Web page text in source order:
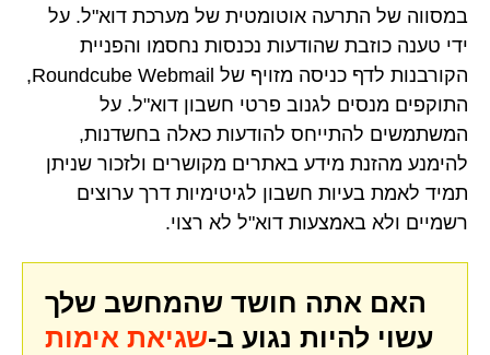
במסווה של התרעה אוטומטית של מערכת דוא"ל. על
ידי טענה כוזבת שהודעות נכנסות נחסמו והפניית
הקורבנות לדף כניסה מזויף של Roundcube Webmail,
התוקפים מנסים לגנוב פרטי חשבון דוא"ל. על
המשתמשים להתייחס להודעות כאלה בחשדנות,
להימנע מהזנת מידע באתרים מקושרים ולזכור שניתן
תמיד לאמת בעיות חשבון לגיטימיות דרך ערוצים
רשמיים ולא באמצעות דוא"ל לא רצוי.
האם אתה חושד שהמחשב שלך
עשוי להיות נגוע ב-שגיאת אימות